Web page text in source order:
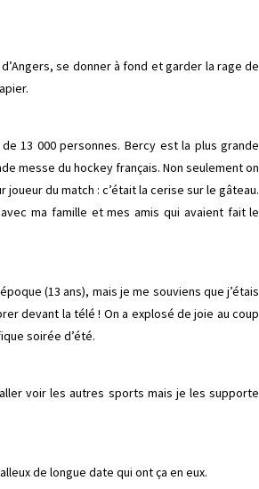
se donner à fond et garder la rage de
13 000 personnes. Bercy est la plus grande
messe du hockey français. Non seulement on
du match : c’était la cerise sur le gâteau.
ma famille et mes amis qui avaient fait le
(13 ans), mais je me souviens que j’étais
devant la télé ! On a explosé de joie au coup
soirée d’été.
voir les autres sports mais je les supporte
de longue date qui ont ça en eux.